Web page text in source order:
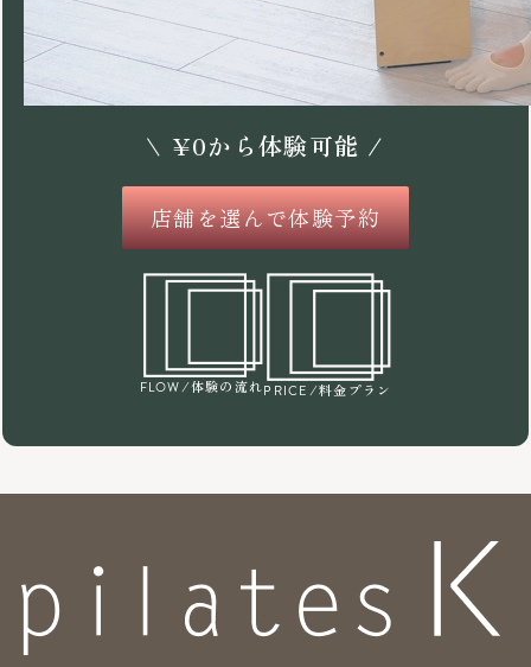
\ ¥0から体験可能 /
店舗を選んで体験予約
FLOW /体験の流れPRICE /料金プラン